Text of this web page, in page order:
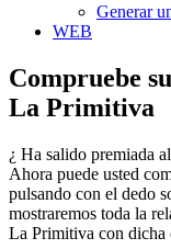
Generar
WEB
Compruebe
La Primitiva
¿ Ha salido premiada
Ahora puede usted
pulsando con el dedo
mostraremos toda la
La Primitiva con dicha